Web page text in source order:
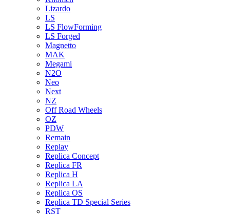
Lizardo
LS
LS FlowForming
LS Forged
Magnetto
MAK
Megami
N2O
Neo
Next
NZ
Off Road Wheels
OZ
PDW
Remain
Replay
Replica Concept
Replica FR
Replica H
Replica LA
Replica OS
Replica TD Special Series
RST